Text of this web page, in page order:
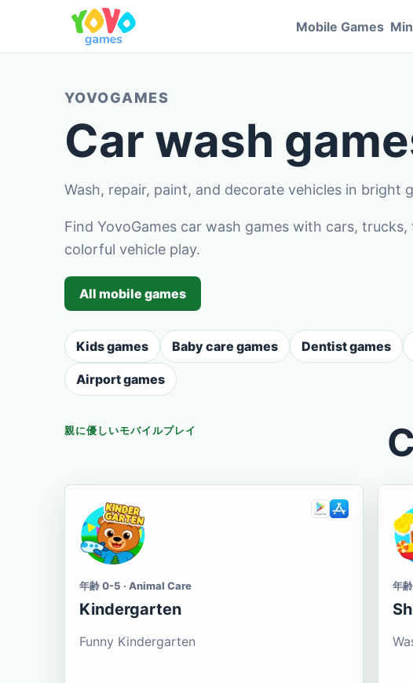
Mobile Games
YOVOGAMES
Car wash
Wash, repair, paint, and decorate vehicles in bright
Find YovoGames car wash games with cars,
colorful vehicle play.
All mobile games
Kids games Baby care games Dentist games
Airport games
親に優しいモバイルプレイ
年齢 0-5 · Animal Care
Kindergarten
Funny Kindergarten
年